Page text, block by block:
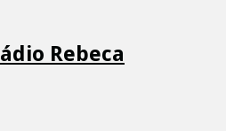
Rebeca